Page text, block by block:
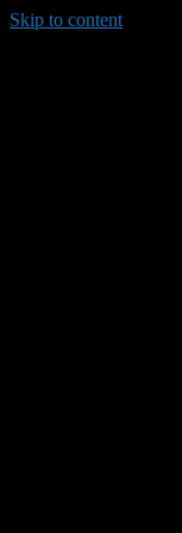
Skip to content